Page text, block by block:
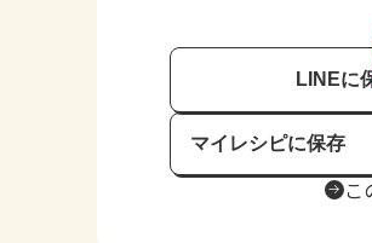
LINEに
マイレシピに保存
保存済み
こ